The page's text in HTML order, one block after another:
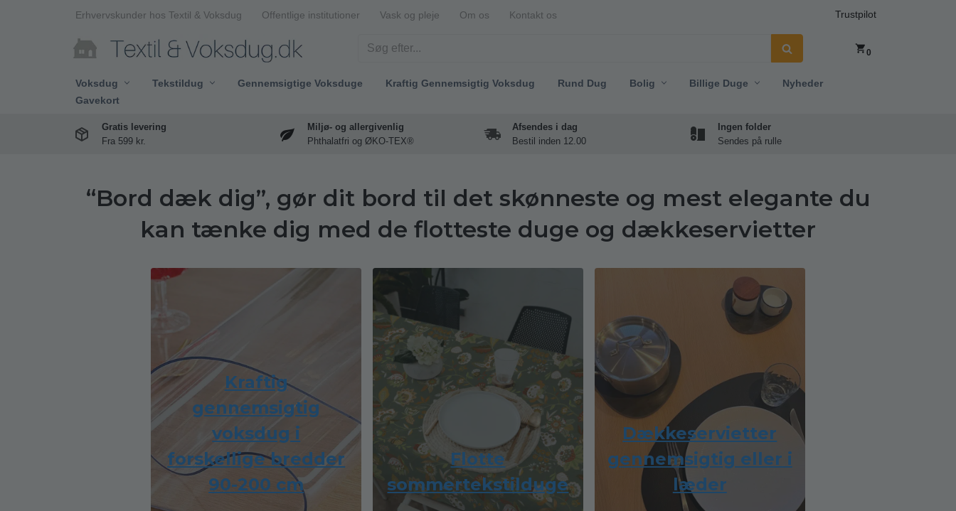
Erhvervskunder hos Textil & Voksdug Offentlige institutioner Vask og pleje Om os Kontakt os Trustpilot
0
Voksdug Tekstildug Gennemsigtige Voksduge Kraftig Gennemsigtig Voksdug Rund Dug Bolig Billige Duge
Nyheder
Gavekort
Gratis levering
Fra 599 kr.
Miljø- og allergivenlig
Phthalatfri og ØKO-TEX®
Afsendes i dag
Bestil inden 12.00
Ingen folder
Sendes på rulle
“Bord dæk dig”, gør dit bord til det skønneste og mest elegante du
kan tænke dig med de flotteste duge og dækkeservietter
Kraftig
gennemsigtig
voksdug i
forskellige bredder
90-200 cm
Flotte
sommertekstilduge
Dækkeservietter
gennemsigtig eller i
læder